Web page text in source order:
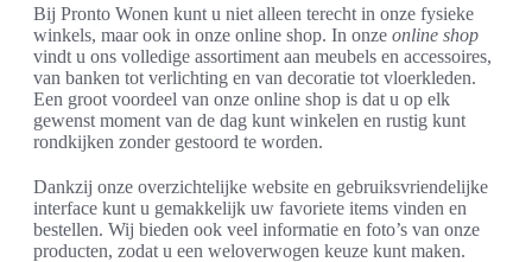
Bij Pronto Wonen kunt u niet alleen terecht in onze fysieke
winkels, maar ook in onze online shop. In onze online shop
vindt u ons volledige assortiment aan meubels en accessoires,
van banken tot verlichting en van decoratie tot vloerkleden.
Een groot voordeel van onze online shop is dat u op elk
gewenst moment van de dag kunt winkelen en rustig kunt
rondkijken zonder gestoord te worden.
Dankzij onze overzichtelijke website en gebruiksvriendelijke
interface kunt u gemakkelijk uw favoriete items vinden en
bestellen. Wij bieden ook veel informatie en foto’s van onze
producten, zodat u een weloverwogen keuze kunt maken.